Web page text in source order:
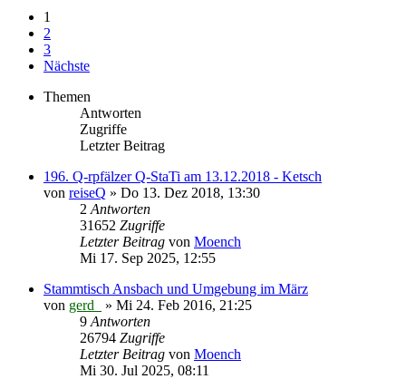
1
2
3
Nächste
Themen
Antworten
Zugriffe
Letzter Beitrag
196. Q-rpfälzer Q-StaTi am 13.12.2018 - Ketsch
von reiseQ » Do 13. Dez 2018, 13:30
2 Antworten
31652 Zugriffe
Letzter Beitrag von Moench
Mi 17. Sep 2025, 12:55
Stammtisch Ansbach und Umgebung im März
von gerd_ » Mi 24. Feb 2016, 21:25
9 Antworten
26794 Zugriffe
Letzter Beitrag von Moench
Mi 30. Jul 2025, 08:11